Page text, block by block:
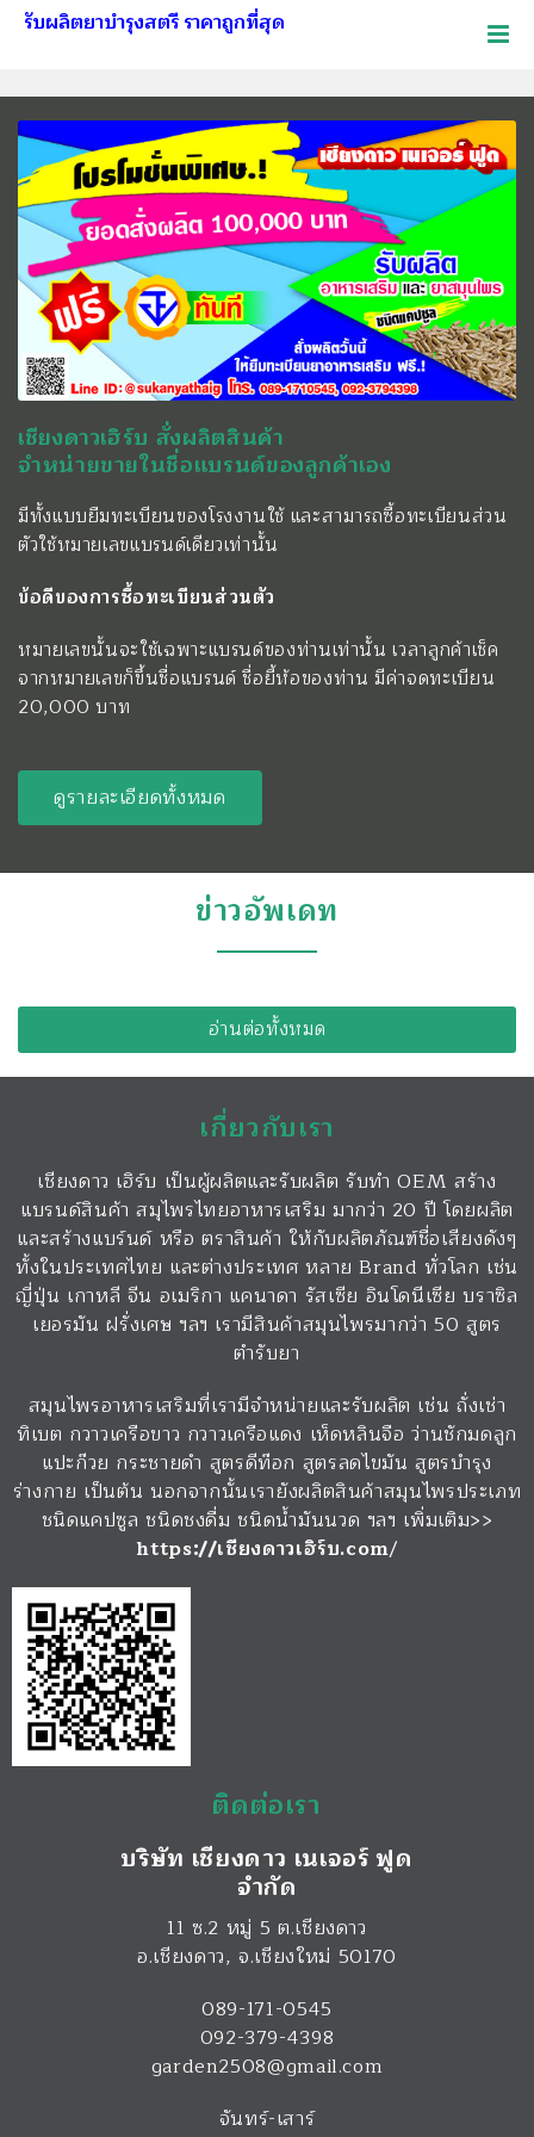
รับผลิตยาบำรุงสตรี ราคาถูกที่สุด
เชียงดาวเฮิร์บ สั่งผลิตสินค้า
จำหน่ายขายในชื่อแบรนด์ของลูกค้าเอง
มีทั้งแบบยืมทะเบียนของโรงงานใช้ และสามารถซื้อทะเบียนส่วน
ตัวใช้หมายเลขแบรนด์เดียวเท่านั้น
ข้อดีของการซื้อทะเบียนส่วนตัว
หมายเลขนั้นจะใช้เฉพาะแบรนด์ของท่านเท่านั้น เวลาลูกค้าเช็ค
จากหมายเลขก็ขึ้นชื่อแบรนด์ ชื่อยี้ห้อของท่าน มีค่าจดทะเบียน
20,000 บาท
ดูรายละเอียดทั้งหมด
ข่าวอัพเดท
อ่านต่อทั้งหมด
เกี่ยวกับเรา
เชียงดาว เฮิร์บ เป็นผู้ผลิตและรับผลิต รับทำ OEM สร้าง
แบรนด์สินค้า สมุไพรไทยอาหารเสริม มากว่า 20 ปี โดยผลิต
และสร้างแบร์นด์ หรือ ตราสินค้า ให้กับผลิตภัณฑ์ชื่อเสียงดังๆ
ทั้งในประเทศไทย และต่างประเทศ หลาย Brand ทั่วโลก เช่น
ญี่ปุ่น เกาหลี จีน อเมริกา แคนาดา รัสเซีย อินโดนีเซีย บราซิล
เยอรมัน ฝรั่งเศษ ฯลฯ เรามีสินค้าสมุนไพรมากว่า 50 สูตร
ตำรับยา
สมุนไพรอาหารเสริมที่เรามีจำหน่ายและรับผลิต เช่น ถั่งเช่า
ทิเบต กวาวเครือขาว กวาวเครือแดง เห็ดหลินจือ ว่านชักมดลูก
แปะก๊วย กระชายดำ สูตรดีท๊อก สูตรลดไขมัน สูตรบำรุง
ร่างกาย เป็นต้น นอกจากนั้นเรายังผลิตสินค้าสมุนไพรประเภท
ชนิดแคปซูล ชนิดชงดื่ม ชนิดน้ำมันนวด ฯลฯ เพิ่มเติม>>
https://เชียงดาวเฮิร์บ.com/
ติดต่อเรา
บริษัท เชียงดาว เนเจอร์ ฟูด
จำกัด
11 ซ.2 หมู่ 5 ต.เชียงดาว
อ.เชียงดาว, จ.เชียงใหม่ 50170
089-171-0545
092-379-4398
garden2508@gmail.com
จันทร์-เสาร์